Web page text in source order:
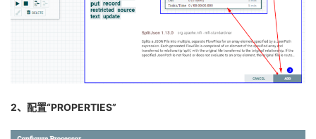
2、配置“PROPERTIES”